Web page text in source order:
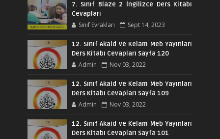
7. Sınıf Blaze 2 İngilizce Ders Kitabı
Cevapları
Sınıf Evrakları Sept 14, 2023
12. Sınıf Akaid ve Kelam Meb Yayınları
Ders Kitabı Cevapları Sayfa 120
Admin Nov 03, 2022
12. Sınıf Akaid ve Kelam Meb Yayınları
Ders Kitabı Cevapları Sayfa 109
Admin Nov 03, 2022
12. Sınıf Akaid ve Kelam Meb Yayınları
Ders Kitabı Cevapları Sayfa 101